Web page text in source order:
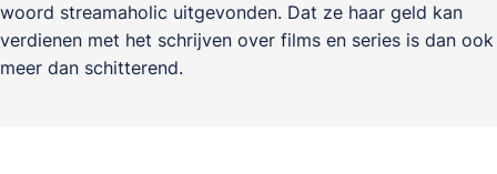
woord streamaholic uitgevonden. Dat ze haar geld kan
verdienen met het schrijven over films en series is dan ook
meer dan schitterend.